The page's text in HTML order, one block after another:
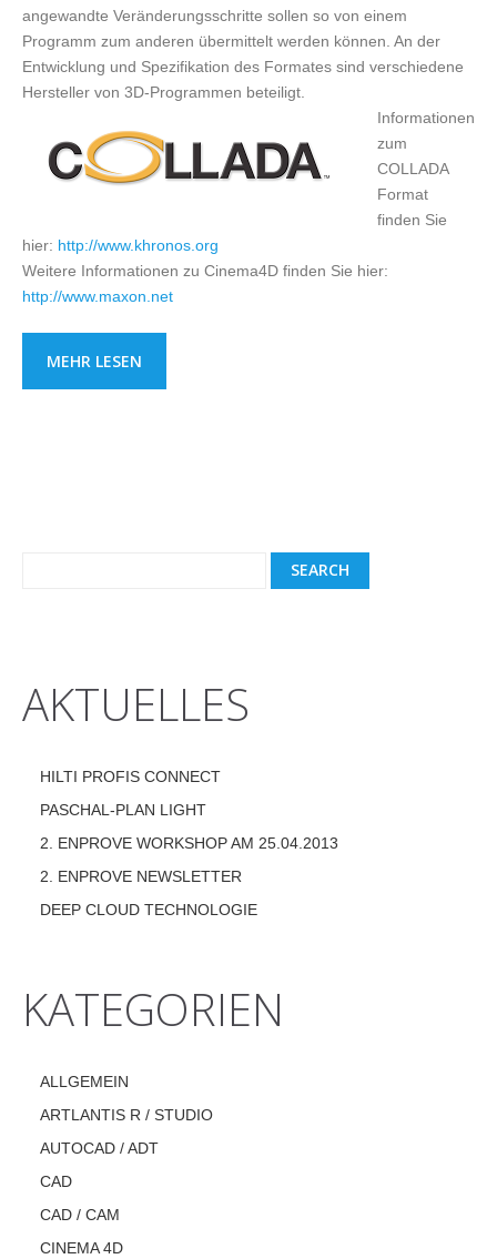
angewandte Veränderungsschritte sollen so von einem
Programm zum anderen übermittelt werden können. An der
Entwicklung und Spezifikation des Formates sind verschiedene
Hersteller von 3D-Programmen beteiligt.
Informationen
zum
COLLADA
Format
finden Sie
hier: http://www.khronos.org
Weitere Informationen zu Cinema4D finden Sie hier:
http://www.maxon.net
MEHR LESEN
AKTUELLES
HILTI PROFIS CONNECT
PASCHAL-PLAN LIGHT
2. ENPROVE WORKSHOP AM 25.04.2013
2. ENPROVE NEWSLETTER
DEEP CLOUD TECHNOLOGIE
KATEGORIEN
ALLGEMEIN
ARTLANTIS R / STUDIO
AUTOCAD / ADT
CAD
CAD / CAM
CINEMA 4D